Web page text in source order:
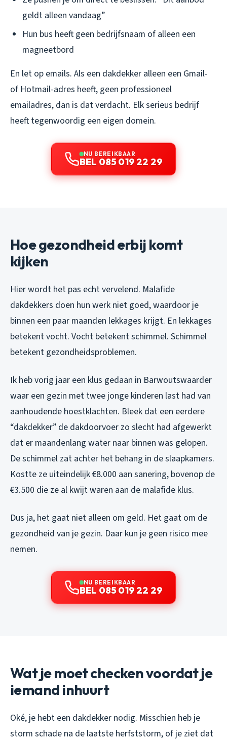
geldt alleen vandaag”
Hun bus heeft geen bedrijfsnaam of alleen een
magneetbord
En let op emails. Als een dakdekker alleen een Gmail-
of Hotmail-adres heeft, geen professioneel
emailadres, dan is dat verdacht. Elk serieus bedrijf
heeft tegenwoordig een eigen domein.
NU BEREIKBAAR
BEL 085 019 22 29
Hoe gezondheid erbij komt
kijken
Hier wordt het pas echt vervelend. Malafide
dakdekkers doen hun werk niet goed, waardoor je
binnen een paar maanden lekkages krijgt. En lekkages
betekent vocht. Vocht betekent schimmel. Schimmel
betekent gezondheidsproblemen.
Ik heb vorig jaar een klus gedaan in Barwoutswaarder
waar een gezin met twee jonge kinderen last had van
aanhoudende hoestklachten. Bleek dat een eerdere
“dakdekker” de dakdoorvoer zo slecht had afgewerkt
dat er maandenlang water naar binnen was gelopen.
De schimmel zat achter het behang in de slaapkamers.
Kostte ze uiteindelijk €8.000 aan sanering, bovenop de
€3.500 die ze al kwijt waren aan de malafide klus.
Dus ja, het gaat niet alleen om geld. Het gaat om de
gezondheid van je gezin. Daar kun je geen risico mee
nemen.
NU BEREIKBAAR
BEL 085 019 22 29
Wat je moet checken voordat je
iemand inhuurt
Oké, je hebt een dakdekker nodig. Misschien heb je
storm schade na de laatste herfststorm, of je ziet dat